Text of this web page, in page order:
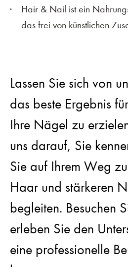
Hair & Nail ist ein
das frei von künstlichen
Lassen Sie sich von
das beste Ergebnis
Ihre Nägel zu
uns darauf, Sie
Sie auf Ihrem Weg
Haar und stärkeren
begleiten. Besuchen
erleben Sie den
eine professionelle